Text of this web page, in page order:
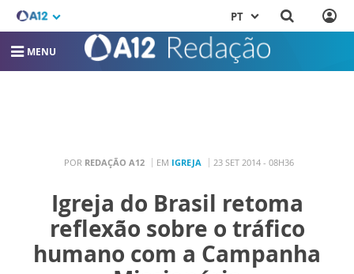
PT
MENU
POR REDAÇÃO A12 EM IGREJA 23 SET 2014 - 08H36
Igreja do Brasil retoma
reflexão sobre o tráfico
humano com a Campanha